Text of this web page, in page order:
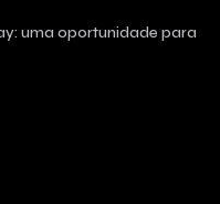
uma oportunidade para